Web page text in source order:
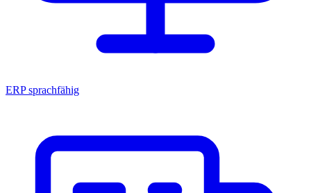
ERP sprachfähig